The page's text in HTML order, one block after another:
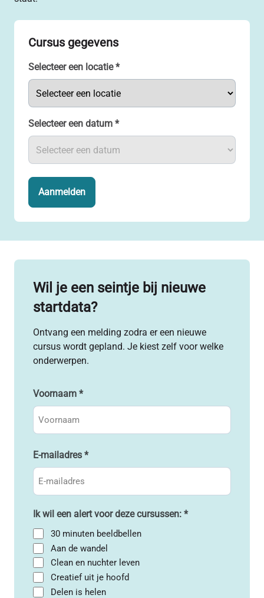
Cursus gegevens
Selecteer een locatie *
Selecteer een datum *
Aanmelden
Wil je een seintje bij nieuwe
startdata?
Ontvang een melding zodra er een nieuwe
cursus wordt gepland. Je kiest zelf voor welke
onderwerpen.
Voornaam *
E-mailadres *
Ik wil een alert voor deze cursussen: *
30 minuten beeldbellen
Aan de wandel
Clean en nuchter leven
Creatief uit je hoofd
Delen is helen